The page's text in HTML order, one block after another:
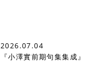
2026.07.04
『小澤實前期句集集成』